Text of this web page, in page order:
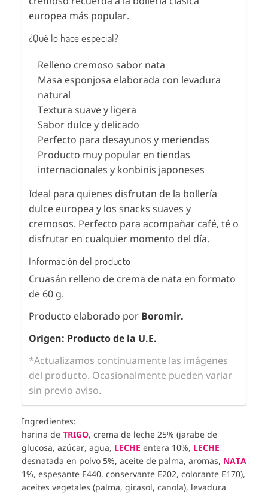
europea más popular.
¿Qué lo hace especial?
Relleno cremoso sabor nata
Masa esponjosa elaborada con levadura
natural
Textura suave y ligera
Sabor dulce y delicado
Perfecto para desayunos y meriendas
Producto muy popular en tiendas
internacionales y konbinis japoneses
Ideal para quienes disfrutan de la bollería
dulce europea y los snacks suaves y
cremosos. Perfecto para acompañar café, té o
disfrutar en cualquier momento del día.
Información del producto
Cruasán relleno de crema de nata en formato
de 60 g.
Producto elaborado por Boromir.
Origen: Producto de la U.E.
*Actualizamos continuamente las imágenes
del producto. Ocasionalmente pueden variar
sin previo aviso.
Ingredientes:
harina de TRIGO, crema de leche 25% (jarabe de
glucosa, azúcar, agua, LECHE entera 10%, LECHE
desnatada en polvo 5%, aceite de palma, aromas, NATA
1%, espesante E440, conservante E202, colorante E170),
aceites vegetales (palma, girasol, canola), levadura